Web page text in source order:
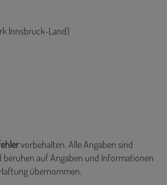
Innsbruck-Land)
vorbehalten. Alle Angaben sind
auf Angaben und Informationen
übernommen.